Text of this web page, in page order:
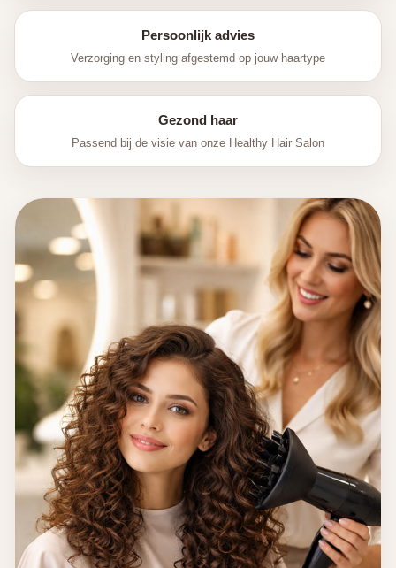
Persoonlijk advies
Verzorging en styling afgestemd op jouw haartype
Gezond haar
Passend bij de visie van onze Healthy Hair Salon